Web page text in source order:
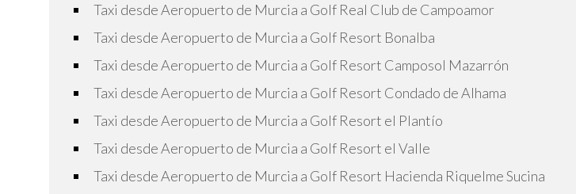
Taxi desde Aeropuerto de Murcia a Golf Real Club de Campoamor
Taxi desde Aeropuerto de Murcia a Golf Resort Bonalba
Taxi desde Aeropuerto de Murcia a Golf Resort Camposol Mazarrón
Taxi desde Aeropuerto de Murcia a Golf Resort Condado de Alhama
Taxi desde Aeropuerto de Murcia a Golf Resort el Plantío
Taxi desde Aeropuerto de Murcia a Golf Resort el Valle
Taxi desde Aeropuerto de Murcia a Golf Resort Hacienda Riquelme Sucina